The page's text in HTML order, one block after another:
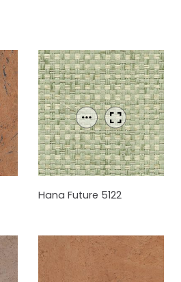
Hana Future 5122